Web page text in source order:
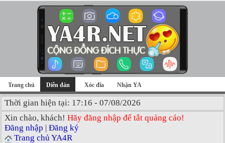
Trang chủ Diễn đàn Xóc đĩa Nhận YA
Thời gian hiện tại: 17:16 - 07/08/2026
Xin chào, khách! Hãy đăng nhập để tắt quảng cáo!
Đăng nhập | Đăng ký
Trang chủ YA4R